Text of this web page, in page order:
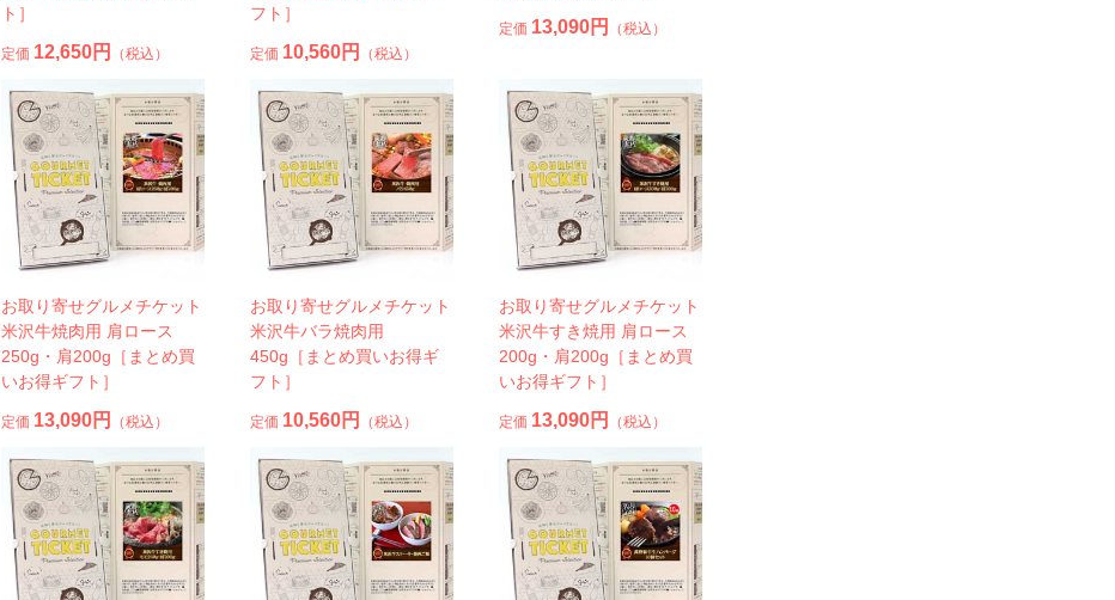
ト］
定価 12,650円 （税込）
フト］
定価 10,560円 （税込）
定価 13,090円 （税込）
お取り寄せグルメチケット
米沢牛焼肉用 肩ロース
250g・肩200g［まとめ買
いお得ギフト］
定価 13,090円 （税込）
お取り寄せグルメチケット
米沢牛バラ焼肉用
450g［まとめ買いお得ギ
フト］
定価 10,560円 （税込）
お取り寄せグルメチケット
米沢牛すき焼用 肩ロース
200g・肩200g［まとめ買
いお得ギフト］
定価 13,090円 （税込）